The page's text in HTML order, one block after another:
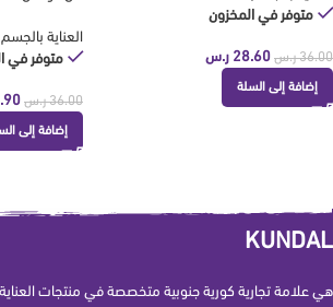
متوفر في المخزون
36.00 ر.س 28.60 ر.س
إضافة إلى السلة
العناية بالجسم
متوفر في
36.00 ر.س
إضافة إلى
KUNDAL
هي علامة تجارية كورية جنوبية متخصصة في منتجات